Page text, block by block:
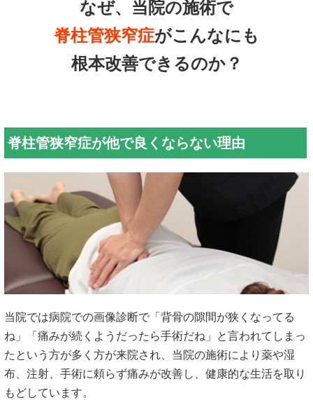
なぜ、当院の施術で
脊柱管狭窄症がこんなにも
根本改善できるのか？
脊柱管狭窄症が他で良くならない理由
当院では病院での画像診断で「背骨の隙間が狭くなってる
ね」「痛みが続くようだったら手術だね」と言われてしまっ
たという方が多く方が来院され、当院の施術により薬や湿
布、注射、手術に頼らず痛みが改善し、健康的な生活を取り
もどしています。